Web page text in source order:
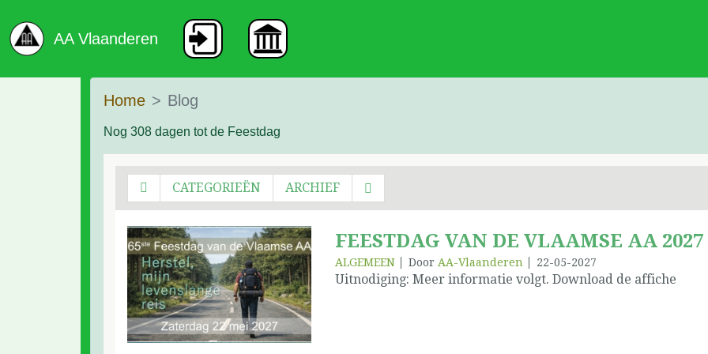
AA Vlaanderen
Home Blog
Nog 308 dagen tot de Feestdag
CATEGORIEËN ARCHIEF
FEESTDAG VAN DE VLAAMSE AA 2027
ALGEMEEN Door AA-Vlaanderen 22-05-2027
Uitnodiging: Meer informatie volgt. Download de affiche